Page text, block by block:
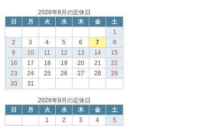
2026年8月の定休日
日
月 火 水 木 金
土
1
2
3 4 5 6 7
8
9
10 11 12 13 14
15
16
17 18 19 20 21
22
23
24 25 26 27 28
29
30
31
2026年9月の定休日
日
月 火 水 木 金
土
1
2 3 4
5